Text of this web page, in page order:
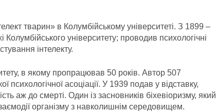
тварин» в Колумбійському університеті. З 1899 –
Колумбійського університету; проводив психологічні
інтелекту.
в якому пропрацював 50 років. Автор 507
психологічної асоціації. У 1939 подав у відставку,
аж до смерті. Один із засновників біхевіоризму, який
організму з навколишнім середовищем.